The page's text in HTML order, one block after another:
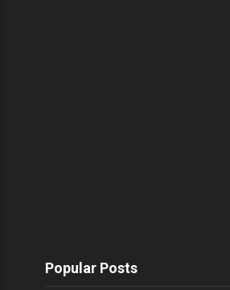
Popular Posts